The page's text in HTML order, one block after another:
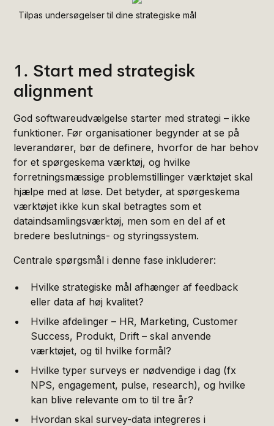
Tilpas undersøgelser til dine strategiske mål
1. Start med strategisk
alignment
God softwareudvælgelse starter med strategi – ikke
funktioner. Før organisationer begynder at se på
leverandører, bør de definere, hvorfor de har behov
for et spørgeskema værktøj, og hvilke
forretningsmæssige problemstillinger værktøjet skal
hjælpe med at løse. Det betyder, at spørgeskema
værktøjet ikke kun skal betragtes som et
dataindsamlingsværktøj, men som en del af et
bredere beslutnings- og styringssystem.
Centrale spørgsmål i denne fase inkluderer:
Hvilke strategiske mål afhænger af feedback
eller data af høj kvalitet?
Hvilke afdelinger – HR, Marketing, Customer
Success, Produkt, Drift – skal anvende
værktøjet, og til hvilke formål?
Hvilke typer surveys er nødvendige i dag (fx
NPS, engagement, pulse, research), og hvilke
kan blive relevante om to til tre år?
Hvordan skal survey-data integreres i